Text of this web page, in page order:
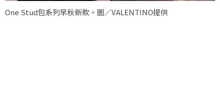
One Stud包系列早秋新款。圖／VALENTINO提供